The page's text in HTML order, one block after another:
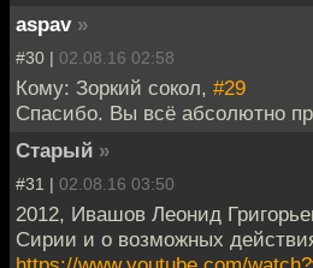
aspav »
#30 | 02.08.16 02:58
Кому: Зоркий сокол, #29
Спасибо. Вы всё абсолютно
Старый »
#31 | 02.08.16 03:50
2012, Ивашов Леонид
Сирии и о возможных